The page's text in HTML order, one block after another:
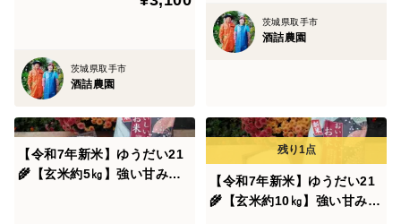
茨城県取手市
酒詰農園
茨城県取手市
酒詰農園
【令和7年新米】ゆうだい21
🌾【玄米約5㎏】強い甘みと
【令和7年新米】ゆうだい21
🌾【玄米約10㎏】強い甘みと